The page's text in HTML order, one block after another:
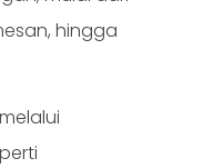
hingga